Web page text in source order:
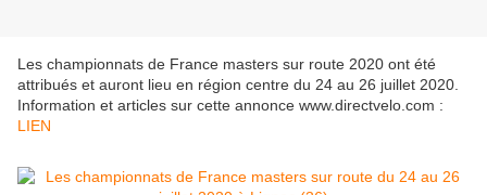
Les championnats de France masters sur route 2020 ont été
attribués et auront lieu en région centre du 24 au 26 juillet 2020.
Information et articles sur cette annonce www.directvelo.com :
LIEN